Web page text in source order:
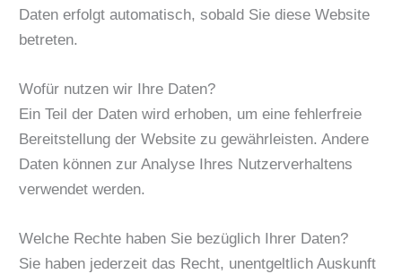
Daten erfolgt automatisch, sobald Sie diese Website
betreten.
Wofür nutzen wir Ihre Daten?
Ein Teil der Daten wird erhoben, um eine fehlerfreie
Bereitstellung der Website zu gewährleisten. Andere
Daten können zur Analyse Ihres Nutzerverhaltens
verwendet werden.
Welche Rechte haben Sie bezüglich Ihrer Daten?
Sie haben jederzeit das Recht, unentgeltlich Auskunft